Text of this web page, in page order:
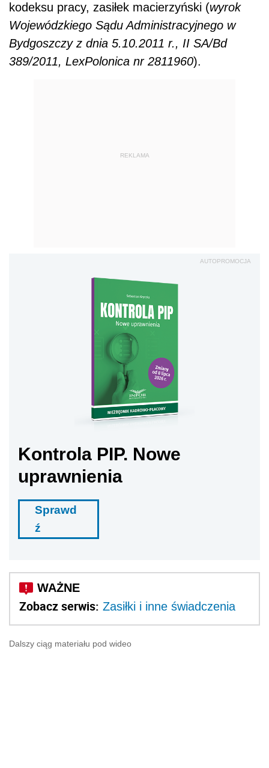
kodeksu pracy, zasiłek macierzyński (wyrok
Wojewódzkiego Sądu Administracyjnego w
Bydgoszczy z dnia 5.10.2011 r., II SA/Bd
389/2011, LexPolonica nr 2811960).
REKLAMA
AUTOPROMOCJA
Kontrola PIP. Nowe
uprawnienia
Sprawd
ź
Zobacz serwis: Zasiłki i inne świadczenia
Dalszy ciąg materiału pod wideo